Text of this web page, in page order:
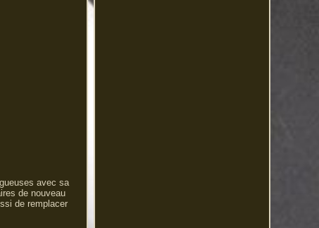
avec sa
de nouveau
de remplacer